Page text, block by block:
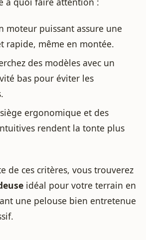
moteur puissant assure une
rapide, même en montée.
des modèles avec un
bas pour éviter les
ergonomique et des
rendent la tonte plus
de ces critères, vous trouverez
idéal pour votre terrain en
une pelouse bien entretenue